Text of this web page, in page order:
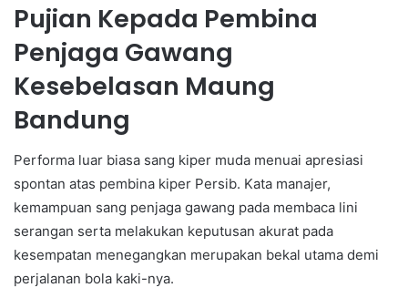
Pujian Kepada Pembina
Penjaga Gawang
Kesebelasan Maung
Bandung
Performa luar biasa sang kiper muda menuai apresiasi
spontan atas pembina kiper Persib. Kata manajer,
kemampuan sang penjaga gawang pada membaca lini
serangan serta melakukan keputusan akurat pada
kesempatan menegangkan merupakan bekal utama demi
perjalanan bola kaki-nya.